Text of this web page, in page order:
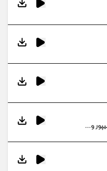
و...